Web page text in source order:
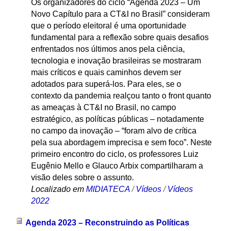
Os organizadores do ciclo “Agenda 2023 – Um
Novo Capítulo para a CT&I no Brasil” consideram
que o período eleitoral é uma oportunidade
fundamental para a reflexão sobre quais desafios
enfrentados nos últimos anos pela ciência,
tecnologia e inovação brasileiras se mostraram
mais críticos e quais caminhos devem ser
adotados para superá-los. Para eles, se o
contexto da pandemia realçou tanto o front quanto
as ameaças à CT&I no Brasil, no campo
estratégico, as políticas públicas – notadamente
no campo da inovação – “foram alvo de crítica
pela sua abordagem imprecisa e sem foco”. Neste
primeiro encontro do ciclo, os professores Luiz
Eugênio Mello e Glauco Arbix compartilharam a
visão deles sobre o assunto.
Localizado em MIDIATECA /Vídeos /Vídeos
2022
Agenda 2023 – Reconstruindo as Políticas